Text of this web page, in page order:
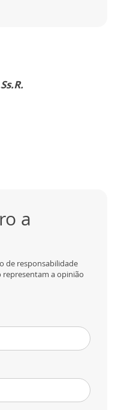
a
de responsabilidade
representam a opinião